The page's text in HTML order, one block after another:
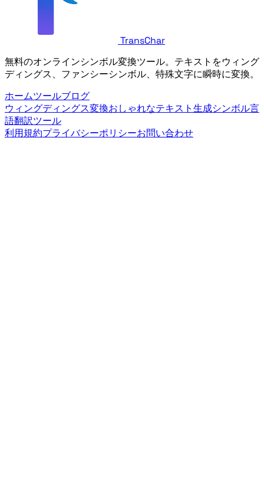
TransChar
無料のオンラインシンボル変換ツール。テキストをウィング
ディングス、ファンシーシンボル、特殊文字に瞬時に変換。
ホームツールブログ
ウィングディングス変換おしゃれなテキスト生成シンボル言
語翻訳ツール
利用規約プライバシーポリシーお問い合わせ